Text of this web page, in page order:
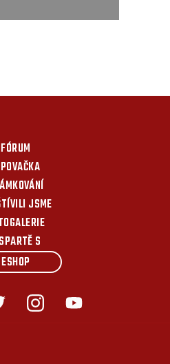
FÓRUM
JSME
S
ESHOP